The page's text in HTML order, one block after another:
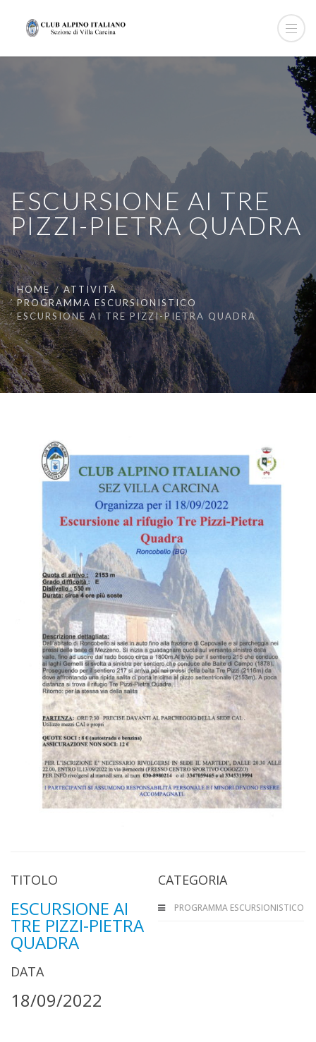
ESCURSIONE AI TRE
PIZZI-PIETRA QUADRA
HOME
ATTIVITÀ
PROGRAMMA ESCURSIONISTICO
ESCURSIONE AI TRE PIZZI-PIETRA QUADRA
TITOLO
ESCURSIONE AI
TRE PIZZI-PIETRA
QUADRA
CATEGORIA
PROGRAMMA ESCURSIONISTICO
DATA
18/09/2022